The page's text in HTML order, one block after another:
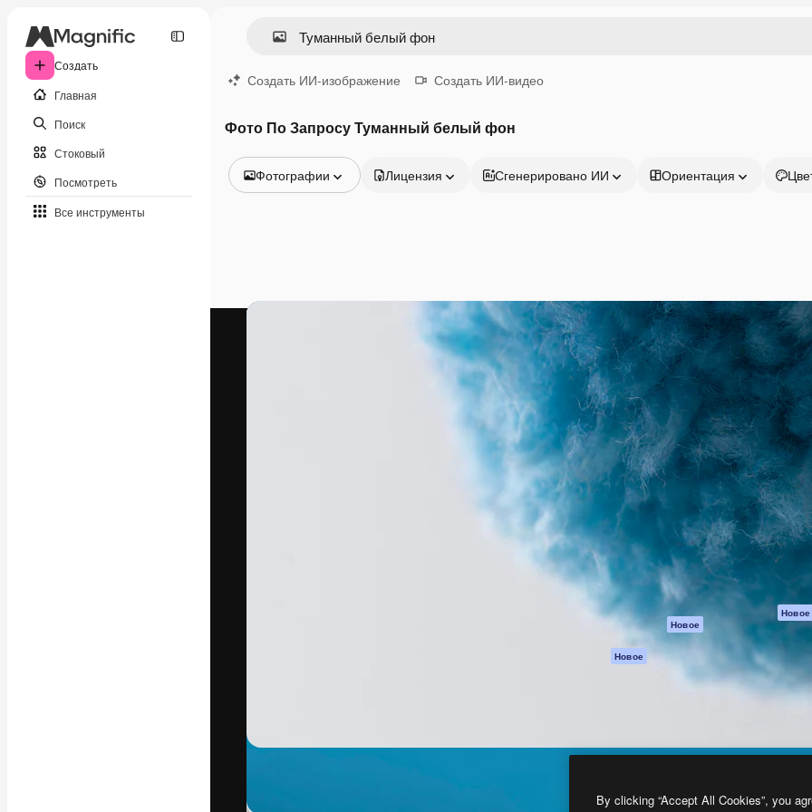
Создать
Главная
Поиск
Стоковый
Посмотреть
Все инструменты
Создать ИИ-изображение Создать ИИ-видео
Фото По Запросу Туманный белый фон
Фотографии
Видео
Лицензия Сгенерировано ИИ Ориентация
Креативная платформа для создания
ваших лучших работ. Более 1 миллиона
подписчиков среди креаторов,
Продукция
Spaces
ИИ-помощник
Генератор
изображений ИИ
Генератор видео
ИИ
Генератор голоса
на основе ИИ
Стоковый контент
MCP для
Claude/ChatGPT
Новое
Новое
Magnific
Начать
Academy
Документация по
Пакету ИИ
Служба
поддержки
Условия и
положения
Политика
Оригиналы
Новое
Политика файлов
cookie
Центр доверия
Партнеры
By clicking “Accept All Cookies”, you